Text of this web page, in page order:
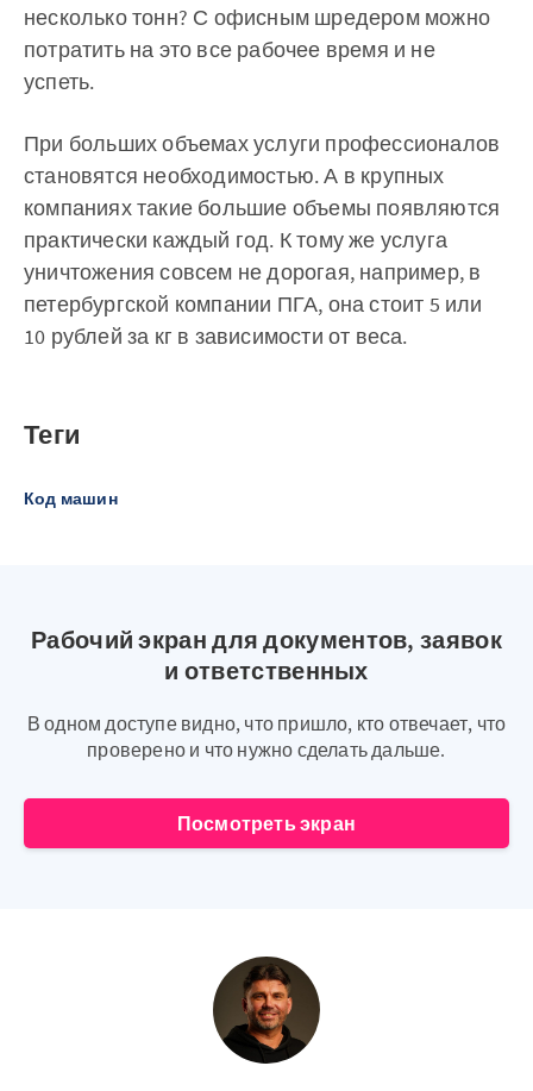
несколько тонн? С офисным шредером можно
потратить на это все рабочее время и не
успеть.
При больших объемах услуги профессионалов
становятся необходимостью. А в крупных
компаниях такие большие объемы появляются
практически каждый год. К тому же услуга
уничтожения совсем не дорогая, например, в
петербургской компании ПГА, она стоит 5 или
10 рублей за кг в зависимости от веса.
Теги
Код машин
Рабочий экран для документов, заявок
и ответственных
В одном доступе видно, что пришло, кто отвечает, что
проверено и что нужно сделать дальше.
Посмотреть экран